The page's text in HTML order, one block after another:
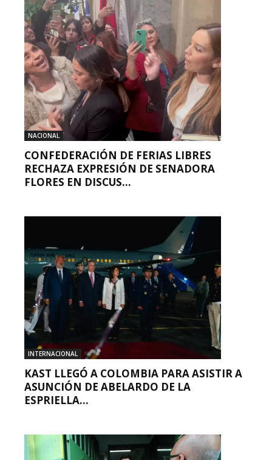
NACIONAL
CONFEDERACIÓN DE FERIAS LIBRES
RECHAZA EXPRESIÓN DE SENADORA
FLORES EN DISCUS...
INTERNACIONAL
KAST LLEGÓ A COLOMBIA PARA ASISTIR A
ASUNCIÓN DE ABELARDO DE LA
ESPRIELLA...